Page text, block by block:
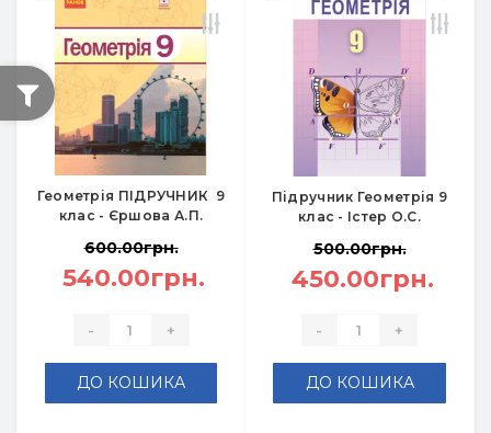
Геометрія ПІДРУЧНИК 9
клас - Єршова А.П.
600.00грн.
540.00грн.
- +
ДО КОШИКА
Підручник Геометрія 9
клас - Істер О.С.
500.00грн.
450.00грн.
- +
ДО КОШИКА